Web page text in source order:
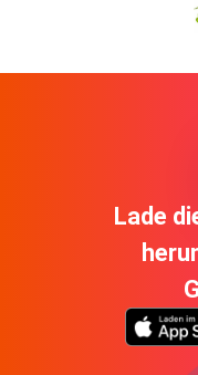
Lade